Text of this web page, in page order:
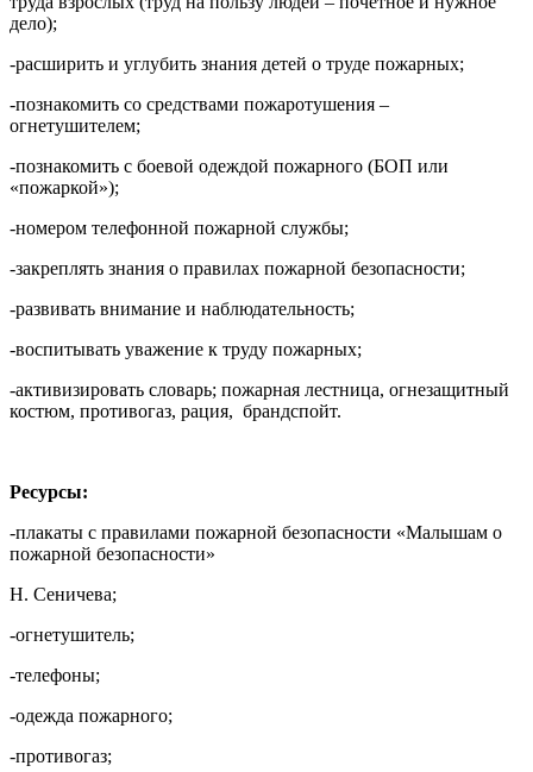
дело);
-расширить и углубить знания детей о труде пожарных;
-познакомить со средствами пожаротушения –
огнетушителем;
-познакомить с боевой одеждой пожарного (БОП или
«пожаркой»);
-номером телефонной пожарной службы;
-закреплять знания о правилах пожарной безопасности;
-развивать внимание и наблюдательность;
-воспитывать уважение к труду пожарных;
-активизировать словарь; пожарная лестница, огнезащитный
костюм, противогаз, рация, брандспойт.
Ресурсы:
-плакаты с правилами пожарной безопасности «Малышам о
пожарной безопасности»
Н. Сеничева;
-огнетушитель;
-телефоны;
-одежда пожарного;
-противогаз;